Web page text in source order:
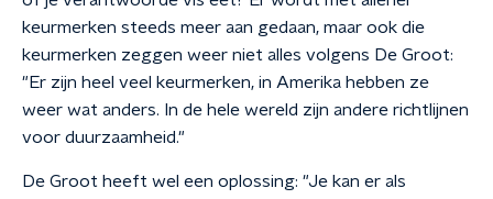
keurmerken steeds meer aan gedaan, maar ook die
keurmerken zeggen weer niet alles volgens De Groot:
"Er zijn heel veel keurmerken, in Amerika hebben ze
weer wat anders. In de hele wereld zijn andere richtlijnen
voor duurzaamheid."
De Groot heeft wel een oplossing: "Je kan er als